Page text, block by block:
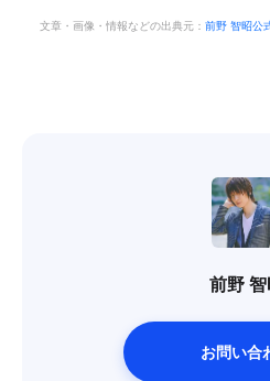
文章・画像・情報などの出典元： 前野 智昭公
前野 智
お問い合